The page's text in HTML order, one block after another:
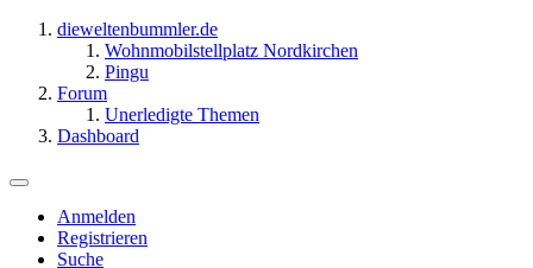
dieweltenbummler.de
Wohnmobilstellplatz Nordkirchen
Pingu
Forum
Unerledigte Themen
Dashboard
Anmelden
Registrieren
Suche